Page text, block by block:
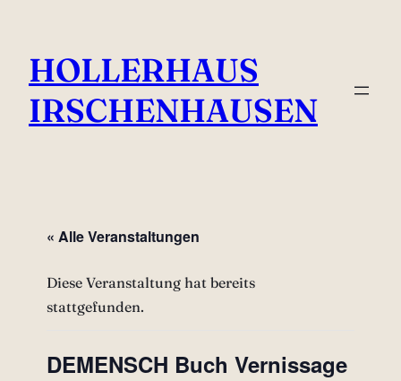
HOLLERHAUS
IRSCHENHAUSEN
« Alle Veranstaltungen
Diese Veranstaltung hat bereits
stattgefunden.
DEMENSCH Buch Vernissage